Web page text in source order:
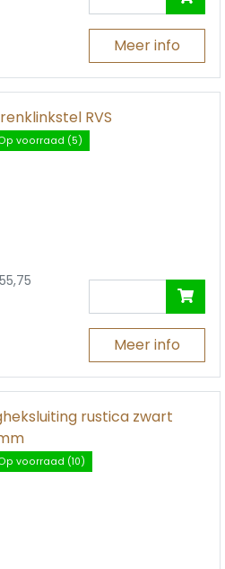
Meer info
RVS
voorraad (5)
Meer info
rustica zwart
voorraad (10)